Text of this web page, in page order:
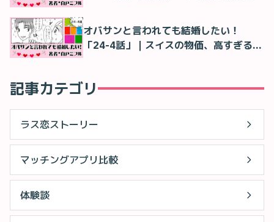
オバサンと言われても結婚したい！
「24-4話」｜スイスの物価、高すぎる…
記事カテゴリ
ラス恋ストーリー
マッチングアプリ比較
体験談